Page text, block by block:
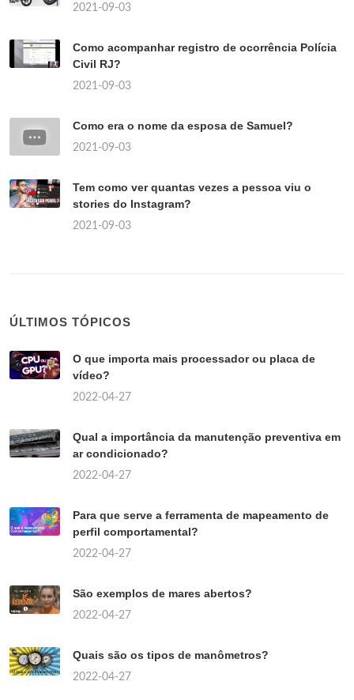
2021-09-03
Como acompanhar registro de ocorrência Polícia
Civil RJ?
2021-09-03
Como era o nome da esposa de Samuel?
2021-09-03
Tem como ver quantas vezes a pessoa viu o
stories do Instagram?
2021-09-03
ÚLTIMOS TÓPICOS
O que importa mais processador ou placa de
vídeo?
2022-04-27
Qual a importância da manutenção preventiva em
ar condicionado?
2022-04-27
Para que serve a ferramenta de mapeamento de
perfil comportamental?
2022-04-27
São exemplos de mares abertos?
2022-04-27
Quais são os tipos de manômetros?
2022-04-27